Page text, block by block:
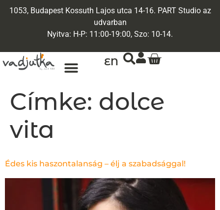
1053, Budapest Kossuth Lajos utca 14-16. PART Studio az
udvarban
Nyitva: H-P: 11:00-19:00, Szo: 10-14.
EN
Címke: dolce
vita
Édes kis haszontalanság – élj a szabadsággal!